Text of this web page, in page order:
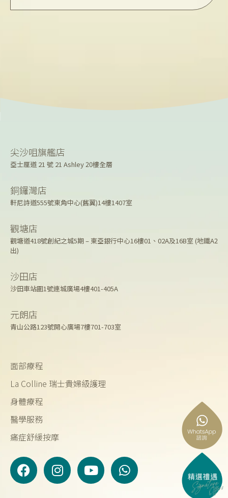
尖沙咀旗艦店
亞士厘道 21 號 21 Ashley 20樓全層
銅鑼灣店
軒尼詩道555號東角中心(舊翼)14樓1407室
觀塘店
觀塘道418號創紀之城5期 – 東亞銀行中心16樓01、02A及16B室 (地鐵A2
出)
沙田店
沙田車站圍1號連城廣場4樓401-405A
元朗店
青山公路123號開心廣場7樓701-703室
面部療程
La Colline 瑞士貴婦級護理
身體療程
醫學服務
痛症舒緩按摩
F
a
c
I
n
s
Y
o
u
W
h
a